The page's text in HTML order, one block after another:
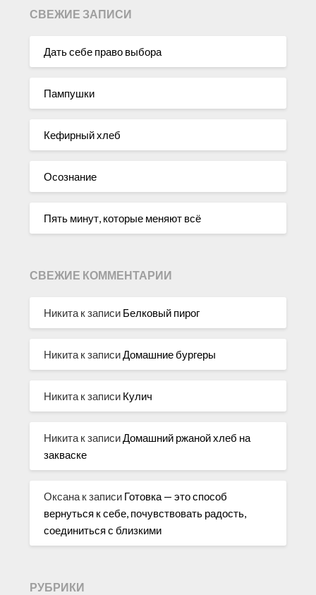
СВЕЖИЕ ЗАПИСИ
Дать себе право выбора
Пампушки
Кефирный хлеб
Осознание
Пять минут, которые меняют всё
СВЕЖИЕ КОММЕНТАРИИ
Никита к записи Белковый пирог
Никита к записиДомашние бургеры
Никита к записи Кулич
Никита к записиДомашний ржаной хлеб на
закваске
Оксана к записи Готовка — это способ
вернуться к себе, почувствовать радость,
соединиться с близкими
РУБРИКИ